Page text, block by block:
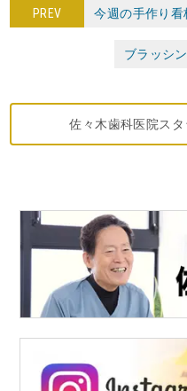
PREV 今週の手作り看
ブラッシ
佐々木歯科医院ス